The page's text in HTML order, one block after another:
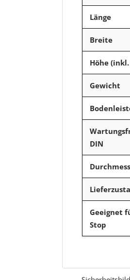
Länge
Breite
Höhe
Gewicht
DIN
Geeignet
Stop